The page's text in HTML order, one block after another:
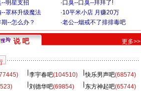
明星支招 ·口臭--口臭--拜拜了!
--罩杯升级魔法 ·10平米小店 月赚20万
--怎么办？ ·老公--烟戒不了排排毒吧
说 吧 更多>>
李宇春吧(104510) 快乐男声吧(68574)
刘德华吧(69854) 东方神起吧(65744)